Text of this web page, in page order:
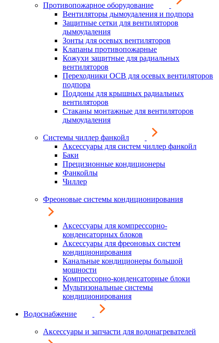
Противопожарное оборудование
Вентиляторы дымоудаления и подпора
Защитные сетки для вентиляторов
дымоудаления
Зонты для осевых вентиляторов
Клапаны противопожарные
Кожухи защитные для радиальных
вентиляторов
Переходники ОСВ для осевых вентиляторов
подпора
Поддоны для крышных радиальных
вентиляторов
Стаканы монтажные для вентиляторов
дымоудаления
Системы чиллер фанкойл
Аксессуары для систем чиллер фанкойл
Баки
Прецизионные кондиционеры
Фанкойлы
Чиллер
Фреоновые системы кондиционирования
Аксессуары для компрессорно-
конденсаторных блоков
Аксессуары для фреоновых систем
кондиционирования
Канальные кондиционеры большой
мощности
Компрессорно-конденсаторные блоки
Мультизональные системы
кондиционирования
Водоснабжение
Аксессуары и запчасти для водонагревателей